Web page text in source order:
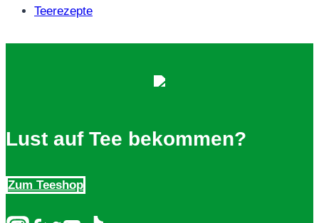
Teerezepte
Lust auf Tee bekommen?
Zum Teeshop